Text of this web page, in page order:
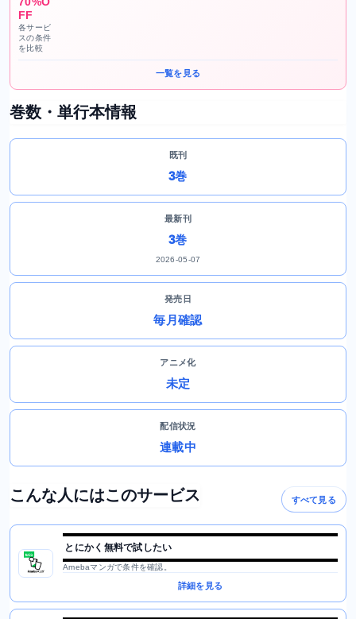
FF
各サービ
スの条件
を比較
一覧を見る
巻数・単行本情報
既刊
3巻
最新刊
3巻
2026-05-07
発売日
毎月確認
アニメ化
未定
配信状況
連載中
こんな人にはこのサービス すべて見る
とにかく無料で試したい
Amebaマンガで条件を確認。
詳細を見る